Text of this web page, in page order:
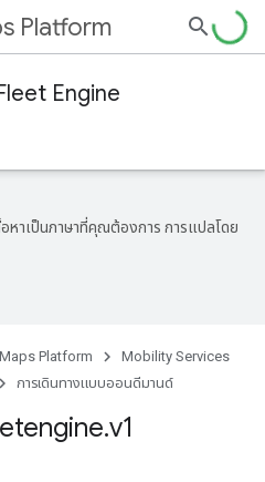
Platform
Engine
หาเป็นภาษาที่คุณต้องการ การแปลโดย
Platform
Mobility Services
การเดินทางแบบออนดีมานด์
.v1